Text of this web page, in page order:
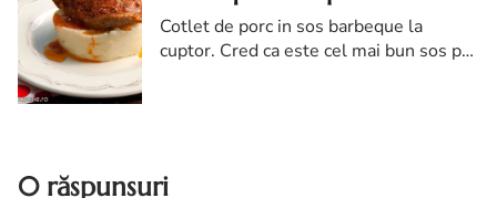
Cotlet de porc in sos barbeque la
cuptor. Cred ca este cel mai bun sos pe
0 răspunsuri